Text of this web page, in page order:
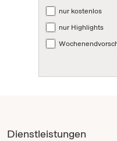
nur kostenlos
nur Highlights
Dienstleistungen